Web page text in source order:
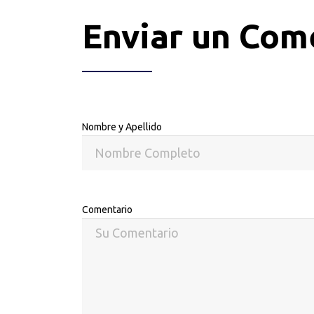
Enviar un
Nombre y Apellido
Comentario